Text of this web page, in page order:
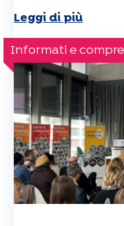
Leggi di più
Informati e